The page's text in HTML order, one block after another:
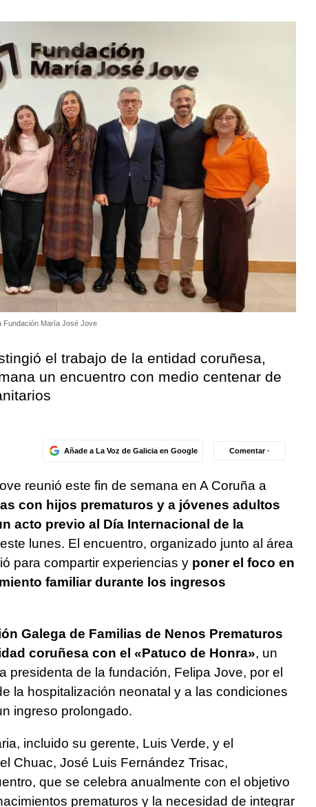
Fundación María José Jove
el trabajo de la entidad coruñesa,
un encuentro con medio centenar de
Añade a La Voz de Galicia en Google Comentar ·
reunió este fin de semana en A Coruña a
con hijos prematuros y a jóvenes adultos
acto previo al Día Internacional de la
lunes. El encuentro, organizado junto al área
para compartir experiencias y poner el foco en
familiar durante los ingresos
Galega de Familias de Nenos Prematuros
coruñesa con el «Patuco de Honra», un
presidenta de la fundación, Felipa Jove, por el
la hospitalización neonatal y a las condiciones
ingreso prolongado.
incluido su gerente, Luis Verde, y el
Chuac, José Luis Fernández Trisac,
que se celebra anualmente con el objetivo
prematuros y la necesidad de integrar